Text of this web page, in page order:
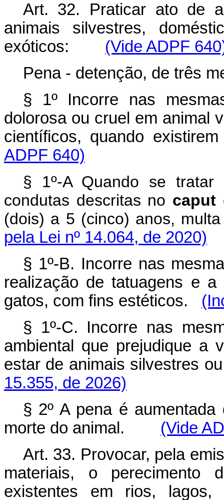
Art. 32. Praticar ato de
animais silvestres,
exóticos: (Vide ADPF
Pena - detenção, de três
§ 1º Incorre nas
dolorosa ou cruel em animal
científicos, quando
ADPF 640)
§ 1º-A Quando se
condutas descritas no caput
(dois) a 5 (cinco) anos,
pela Lei nº 14.064, de 2020)
§ 1º-B. Incorre nas
realização de tatuagens e
gatos, com fins estéticos.
§ 1º-C. Incorre nas
ambiental que prejudique a
estar de animais silvestres
15.355, de 2026)
§ 2º A pena é
morte do animal. (Vide
Art. 33. Provocar, pela
materiais, o perecimento
existentes em rios,